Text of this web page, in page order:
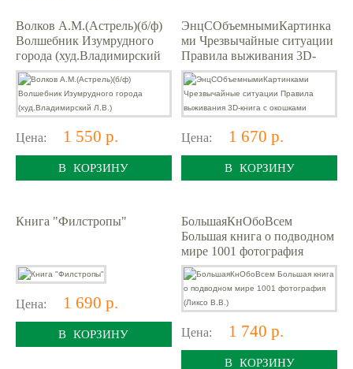
Волков А.М.(Астрель)(б/ф)
Волшебник Изумрудного
города (худ.Владимирский
Л.В.)
Цена: 1 550 р.
В КОРЗИНУ
ЭнцСОбъемнымиКартинка
ми Чрезвычайные ситуации
Правила выживания 3D-
книга с окошками
Цена: 1 670 р.
В КОРЗИНУ
Книга "Филстропы"
Цена: 1 690 р.
В КОРЗИНУ
БольшаяКнОбоВсем
Большая книга о подводном
мире 1001 фотография
(Ликсо В.В.)
Цена: 1 740 р.
В КОРЗИНУ